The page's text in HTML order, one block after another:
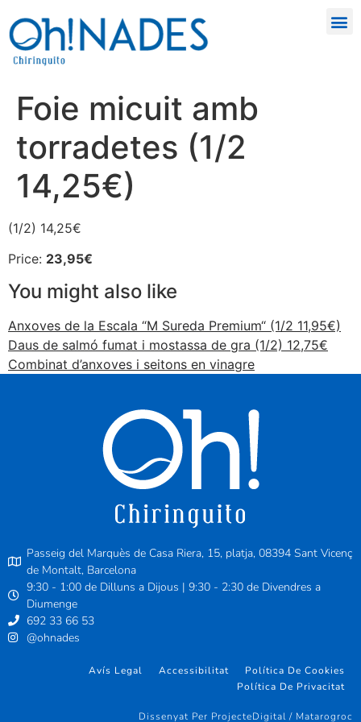
Foie micuit amb
torradetes (1/2
14,25€)
(1/2) 14,25€
Price: 23,95€
You might also like
Anxoves de la Escala “M Sureda Premium“ (1/2 11,95€)
Daus de salmó fumat i mostassa de gra (1/2) 12,75€
Combinat d’anxoves i seitons en vinagre
Passeig del Marquès de Casa Riera, 15, platja, 08394 Sant Vicenç
de Montalt, Barcelona
9:30 - 1:00 de Dilluns a Dijous | 9:30 - 2:30 de Divendres a
Diumenge
692 33 66 53
@ohnades
Avís Legal Accessibilitat
Política De Cookies
Política De Privacitat
Dissenyat Per ProjecteDigital / Matarogroc